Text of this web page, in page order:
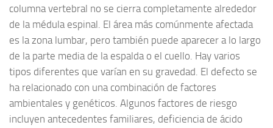
columna vertebral no se cierra completamente alrededor
de la médula espinal. El área más comúnmente afectada
es la zona lumbar, pero también puede aparecer a lo largo
de la parte media de la espalda o el cuello. Hay varios
tipos diferentes que varían en su gravedad. El defecto se
ha relacionado con una combinación de factores
ambientales y genéticos. Algunos factores de riesgo
incluyen antecedentes familiares, deficiencia de ácido